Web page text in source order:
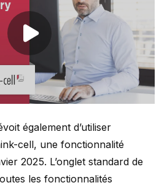
Play video
également d’utiliser
cell, une fonctionnalité
2025. L’onglet standard de
les fonctionnalités